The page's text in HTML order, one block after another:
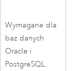
Wymagane dla
baz danych
Oracle i
PostgreSQL.